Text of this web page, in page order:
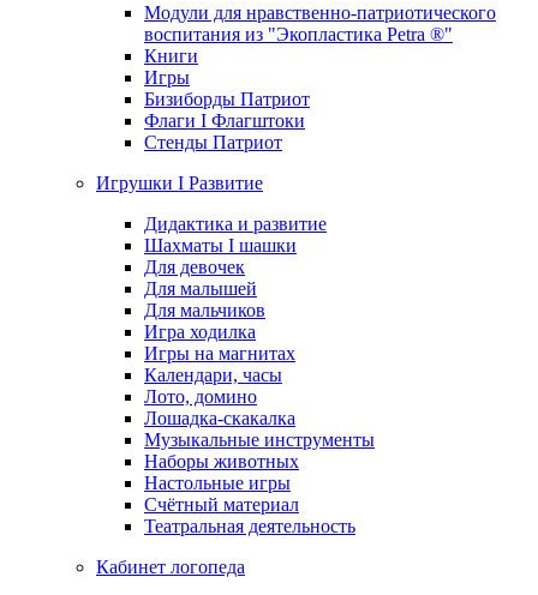
Модули для нравственно-патриотического
воспитания из "Экопластика Petra ®"
Книги
Игры
Бизиборды Патриот
Флаги I Флагштоки
Стенды Патриот
Игрушки I Развитие
Дидактика и развитие
Шахматы I шашки
Для девочек
Для малышей
Для мальчиков
Игра ходилка
Игры на магнитах
Календари, часы
Лото, домино
Лошадка-скакалка
Музыкальные инструменты
Наборы животных
Настольные игры
Счётный материал
Театральная деятельность
Кабинет логопеда